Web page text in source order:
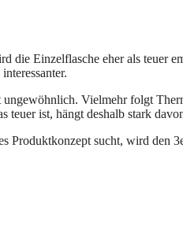
Einzelflasche eher als teuer
Vielmehr folgt
ist, hängt deshalb stark
sucht, wird den